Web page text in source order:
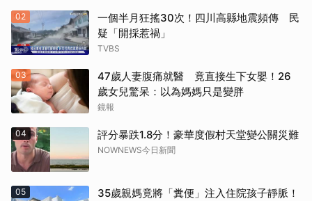
02
一個半月狂搖30次！四川高縣地震頻傳 民
疑「開採惹禍」
TVBS
03
47歲人妻腹痛就醫 竟直接生下女嬰！26
歲女兒驚呆：以為媽媽只是變胖
鏡報
04 評分暴跌1.8分！豪華度假村天堂變公關災難
NOWNEWS今日新聞
05
35歲親媽竟將「糞便」注入住院孩子靜脈！